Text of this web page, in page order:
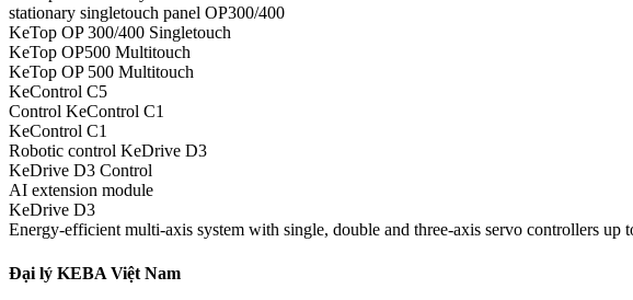
stationary singletouch panel OP300/400
KeTop OP 300/400 Singletouch
KeTop OP500 Multitouch
KeTop OP 500 Multitouch
KeControl C5
Control KeControl C1
KeControl C1
Robotic control KeDrive D3
KeDrive D3 Control
AI extension module
KeDrive D3
Energy-efficient multi-axis system with single, double and three-axis servo controllers up
Đại lý KEBA Việt Nam